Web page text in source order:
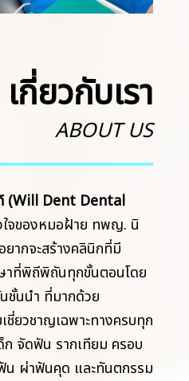
เกี่ยวกับเรา
ABOUT US
(Will Dent Dental
จของหมอฝ้าย ทพญ. นิ
ากจะสร้างคลินิกที่มี
าที่พิถีพิถันทุกขั้นตอนโดย
ชั้นนำ ที่มากด้วย
ชี่ยวชาญเฉพาะทางครบทุก
ก จัดฟัน รากเทียม ครอบ
ผ่าฟันคุด และทันตกรรม